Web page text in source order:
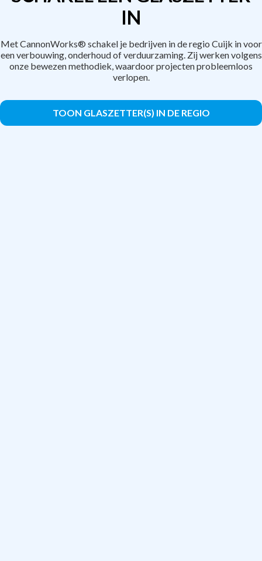
IN
Met CannonWorks® schakel je bedrijven in de regio Cuijk in voor
een verbouwing, onderhoud of verduurzaming. Zij werken volgens
onze bewezen methodiek, waardoor projecten probleemloos
verlopen.
TOON GLASZETTER(S) IN DE REGIO